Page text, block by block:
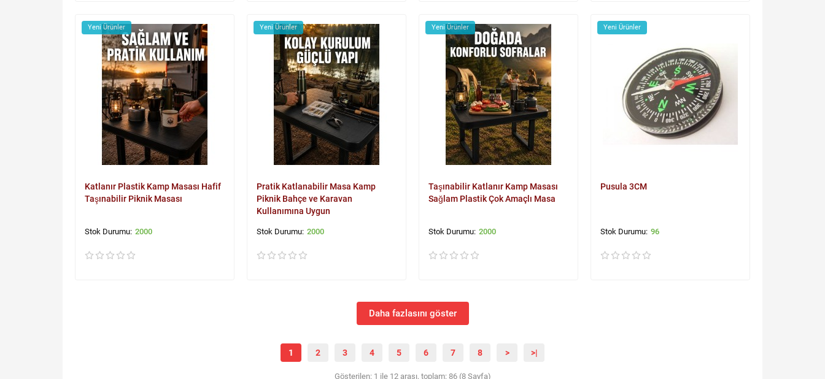
Yeni Ürünler
Katlanır Plastik Kamp Masası Hafif
Taşınabilir Piknik Masası
2000
Yeni Ürünler
Pratik Katlanabilir Masa Kamp
Piknik Bahçe ve Karavan
Kullanımına Uygun
2000
Yeni Ürünler
Taşınabilir Katlanır Kamp Masası
Sağlam Plastik Çok Amaçlı Masa
2000
Yeni Ürünler
Pusula 3CM
96
Daha fazlasını göster
1 2 3 4 5 6 7 8 > >|
Gösterilen: 1 ile 12 arası, toplam: 86 (8 Sayfa)